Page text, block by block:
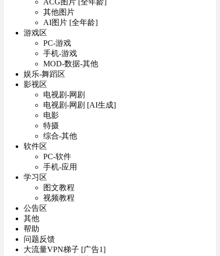
ACG图片 [全年龄]
其他图片
AI图片 [全年龄]
游戏区
PC-游戏
手机-游戏
MOD-数据-其他
娱乐-舞蹈区
影视区
电视剧-网剧
电视剧-网剧 [AI生成]
电影
特摄
综合-其他
软件区
PC-软件
手机-应用
学习区
图文教程
视频教程
公告区
其他
帮助
问题反馈
大流量VPN梯子 [广告1]